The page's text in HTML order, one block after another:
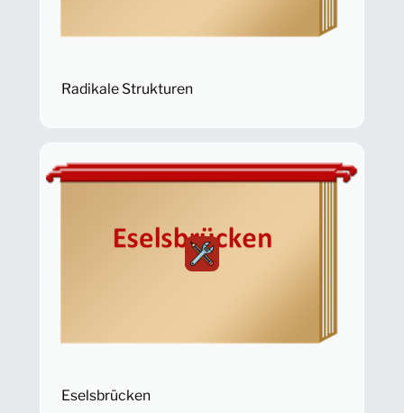
Radikale Strukturen
Eselsbrücken